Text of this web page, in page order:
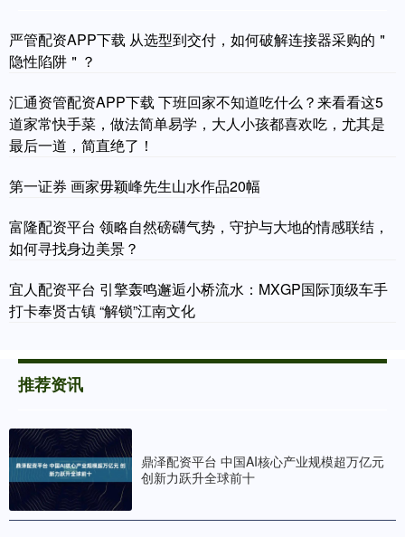
严管配资APP下载 从选型到交付，如何破解连接器采购的＂
隐性陷阱＂？
汇通资管配资APP下载 下班回家不知道吃什么？来看看这5
道家常快手菜，做法简单易学，大人小孩都喜欢吃，尤其是
最后一道，简直绝了！
第一证券 画家毋颖峰先生山水作品20幅
富隆配资平台 领略自然磅礴气势，守护与大地的情感联结，
如何寻找身边美景？
宜人配资平台 引擎轰鸣邂逅小桥流水：MXGP国际顶级车手
打卡奉贤古镇 “解锁”江南文化
推荐资讯
鼎泽配资平台 中国AI核心产业规模超万亿元
创新力跃升全球前十